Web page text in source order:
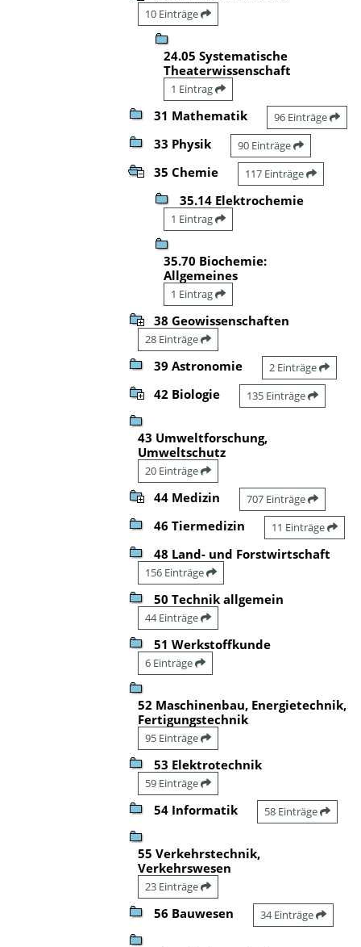
10 Einträge
24.05 Systematische
Theaterwissenschaft
1 Eintrag
31 Mathematik 96 Einträge
33 Physik 90 Einträge
35 Chemie 117 Einträge
35.14 Elektrochemie
1 Eintrag
35.70 Biochemie:
Allgemeines
1 Eintrag
38 Geowissenschaften
28 Einträge
39 Astronomie 2 Einträge
42 Biologie 135 Einträge
43 Umweltforschung,
Umweltschutz
20 Einträge
44 Medizin 707 Einträge
46 Tiermedizin 11 Einträge
48 Land- und Forstwirtschaft
156 Einträge
50 Technik allgemein
44 Einträge
51 Werkstoffkunde
6 Einträge
52 Maschinenbau, Energietechnik,
Fertigungstechnik
95 Einträge
53 Elektrotechnik
59 Einträge
54 Informatik 58 Einträge
55 Verkehrstechnik,
Verkehrswesen
23 Einträge
56 Bauwesen 34 Einträge